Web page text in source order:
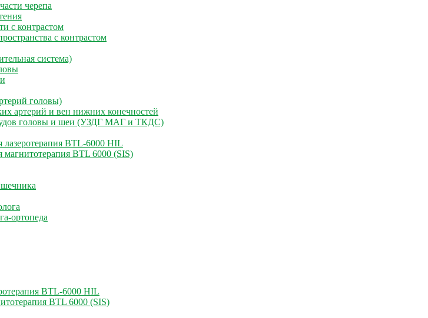
черепа
с контрастом
с контрастом
система)
головы)
артерий и вен нижних конечностей
головы и шеи (УЗДГ МАГ и ТКДС)
лазеротерапия BTL-6000 HIL
магнитотерапия BTL 6000 (SIS)
ортопеда
BTL-6000 HIL
BTL 6000 (SIS)